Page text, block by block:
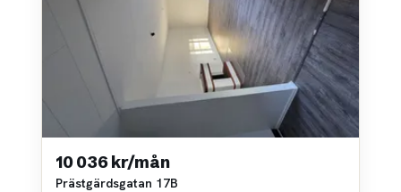
10 036 kr/mån
Prästgärdsgatan 17B